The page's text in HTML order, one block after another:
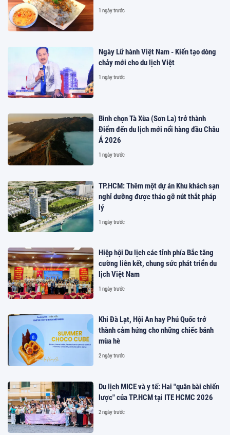
1 ngày trước
Ngày Lữ hành Việt Nam - Kiến tạo dòng
chảy mới cho du lịch Việt
1 ngày trước
Bình chọn Tà Xùa (Sơn La) trở thành
Điểm đến du lịch mới nổi hàng đầu Châu
Á 2026
1 ngày trước
TP.HCM: Thêm một dự án Khu khách sạn
nghỉ dưỡng được tháo gỡ nút thắt pháp
lý
1 ngày trước
Hiệp hội Du lịch các tỉnh phía Bắc tăng
cường liên kết, chung sức phát triển du
lịch Việt Nam
1 ngày trước
Khi Đà Lạt, Hội An hay Phú Quốc trở
thành cảm hứng cho những chiếc bánh
mùa hè
2 ngày trước
Du lịch MICE và y tế: Hai "quân bài chiến
lược" của TP.HCM tại ITE HCMC 2026
2 ngày trước